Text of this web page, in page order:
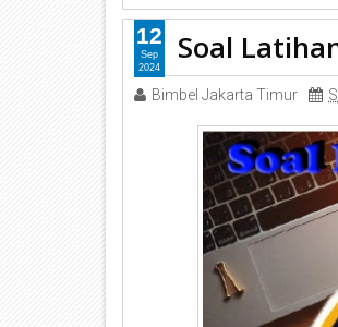
Soal
Bimbel Jakarta Timur
12
Sep
2024